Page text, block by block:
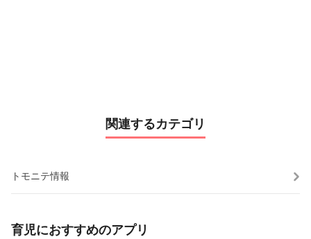
関連するカテゴリ
トモニテ情報
育児におすすめのアプリ